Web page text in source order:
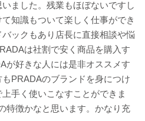
ました。残業もほぼないですし
知識もついて楽しく仕事ができ
ックもあり店長に直接相談や悩
は社割で安く商品を購入す
が好きな人には是非オススメす
PRADAのブランドを身につけ
手く使いこなすことができま
特徴かなと思います。かなり充